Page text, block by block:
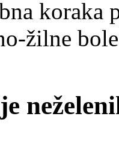
koraka
žilne